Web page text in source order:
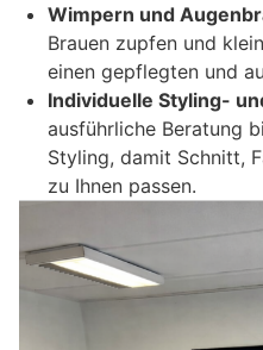
Wimpern und
Brauen zupfen und
einen gepflegten und
Individuelle Styling-
ausführliche Beratung
Styling, damit Schnitt,
zu Ihnen passen.